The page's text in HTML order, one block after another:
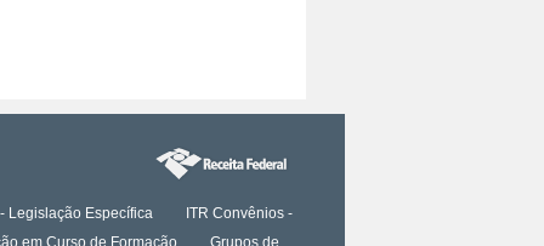
Legislação Específica
ITR Convênios -
em Curso de Formação
Grupos de